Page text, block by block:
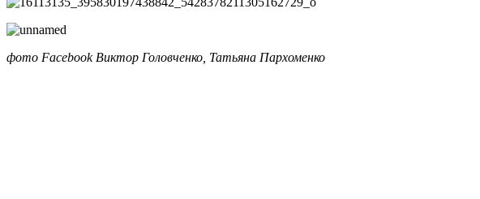
фото Facebook Виктор Головченко, Татьяна Пархоменко